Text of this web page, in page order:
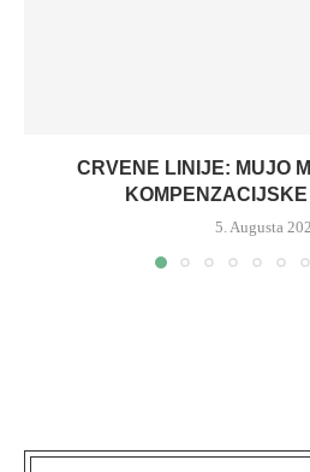
CRVENE LINIJE: MUJO
5. Augusta